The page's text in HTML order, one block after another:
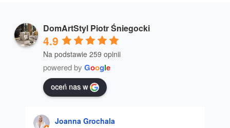
DomArtStyl Piotr Śniegocki
4.9
Na podstawie 259 opinii
powered by Google
oceń nas w
Joanna Grochala